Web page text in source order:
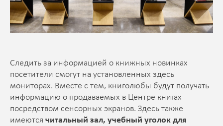
Следить за информацией о книжных новинках
посетители смогут на установленных здесь
мониторах. Вместе с тем, книголюбы будут получать
информацию о продаваемых в Центре книгах
посредством сенсорных экранов. Здесь также
имеются читальный зал, учебный уголок для